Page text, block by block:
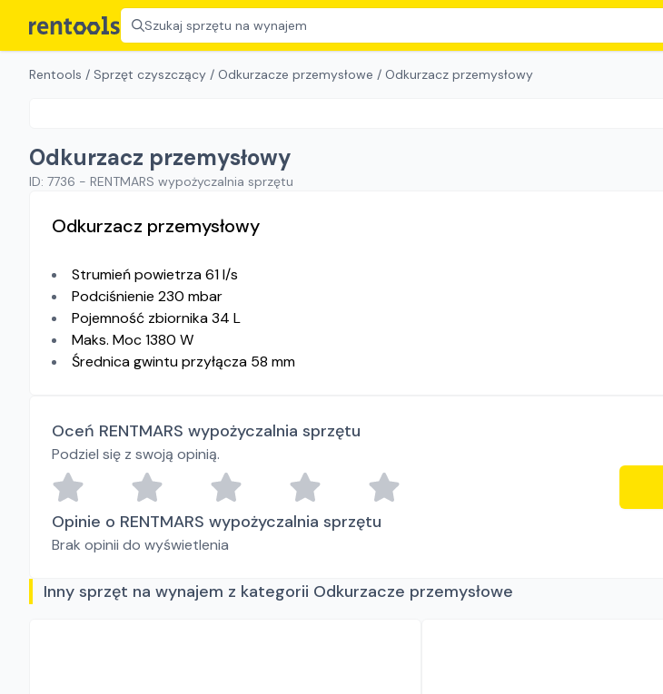
Szukaj sprzętu na wynajem
Rentools / Sprzęt czyszczący / Odkurzacze przemysłowe / Odkurzacz przemysłowy
Odkurzacz przemysłowy
ID: 7736 - RENTMARS wypożyczalnia sprzętu
Odkurzacz przemysłowy
Strumień powietrza 61 l/s
Podciśnienie 230 mbar
Pojemność zbiornika 34 L
Maks. Moc 1380 W
Średnica gwintu przyłącza 58 mm
Oceń RENTMARS wypożyczalnia sprzętu
Podziel się z swoją opinią.
Opinie o RENTMARS wypożyczalnia sprzętu
Brak opinii do wyświetlenia
Inny sprzęt na wynajem z kategorii Odkurzacze przemysłowe